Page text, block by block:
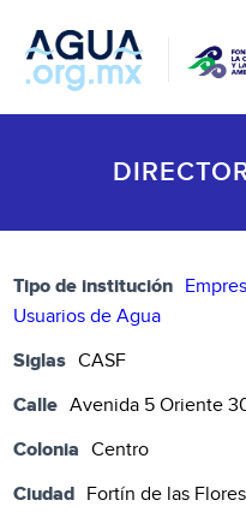
Tipo de institución
Usuarios de Agua
Siglas CASF
Calle Avenida 5 Oriente
Colonia Centro
Ciudad Fortín de las Flores